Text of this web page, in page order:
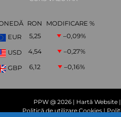
RON
MODIFICARE %
EUR
5,25 –0,09%
USD 4,54 –0,27%
GBP 6,12 –0,16%
PPW @ 2026 | Hartă Website|
Politică de utilizare Cookies|